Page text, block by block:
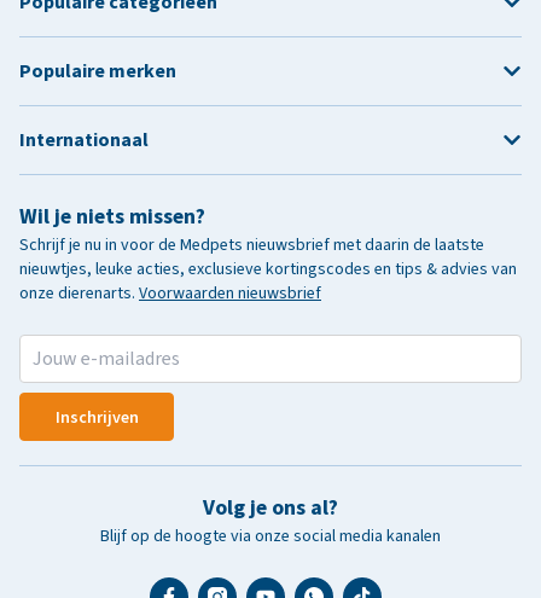
Wil je niets missen?
Schrijf je nu in voor de Medpets nieuwsbrief met daarin de laatste
nieuwtjes, leuke acties, exclusieve kortingscodes en tips & advies van
onze dierenarts. Voorwaarden nieuwsbrief
Inschrijven
Volg je ons al?
Blijf op de hoogte via onze social media kanalen
Populaire merken
Internationaal